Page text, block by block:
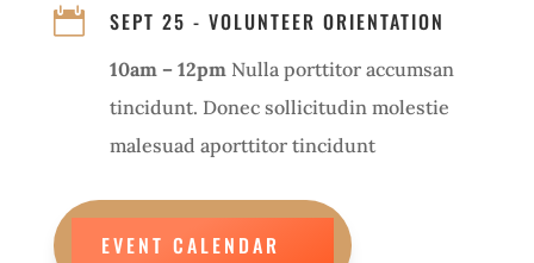
 SEPT 25 - VOLUNTEER ORIENTATION
10am – 12pm Nulla porttitor accumsan
tincidunt. Donec sollicitudin molestie
malesuad aporttitor tincidunt
EVENT CALENDAR